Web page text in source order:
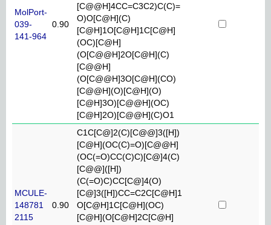
MolPort-
039-
141-964
0.90
[C@@H]4CC=C3C2)C(C)=
O)O[C@H](C)
[C@H]1O[C@H]1C[C@H]
(OC)[C@H]
(O[C@@H]2O[C@H](C)
[C@@H]
(O[C@@H]3O[C@H](CO)
[C@@H](O)[C@H](O)
[C@H]3O)[C@@H](OC)
[C@H]2O)[C@@H](C)O1
MCULE-
148781
2115
0.90
C1C[C@]2(C)[C@@]3([H])
[C@H](OC(C)=O)[C@@H]
(OC(=O)CC(C)C)[C@]4(C)
[C@@]([H])
(C(=O)C)CC[C@]4(O)
[C@]3([H])CC=C2C[C@H]1
O[C@H]1C[C@H](OC)
[C@H](O[C@H]2C[C@H]